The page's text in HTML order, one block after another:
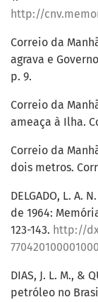
http://
Correio da
agrava e
p. 9.
Correio da
ameaça à Ilha.
Correio da
dois metros.
DELGADO, L. A.
de 1964:
123-143. http://
DIAS, J. L. M., &
petróleo no